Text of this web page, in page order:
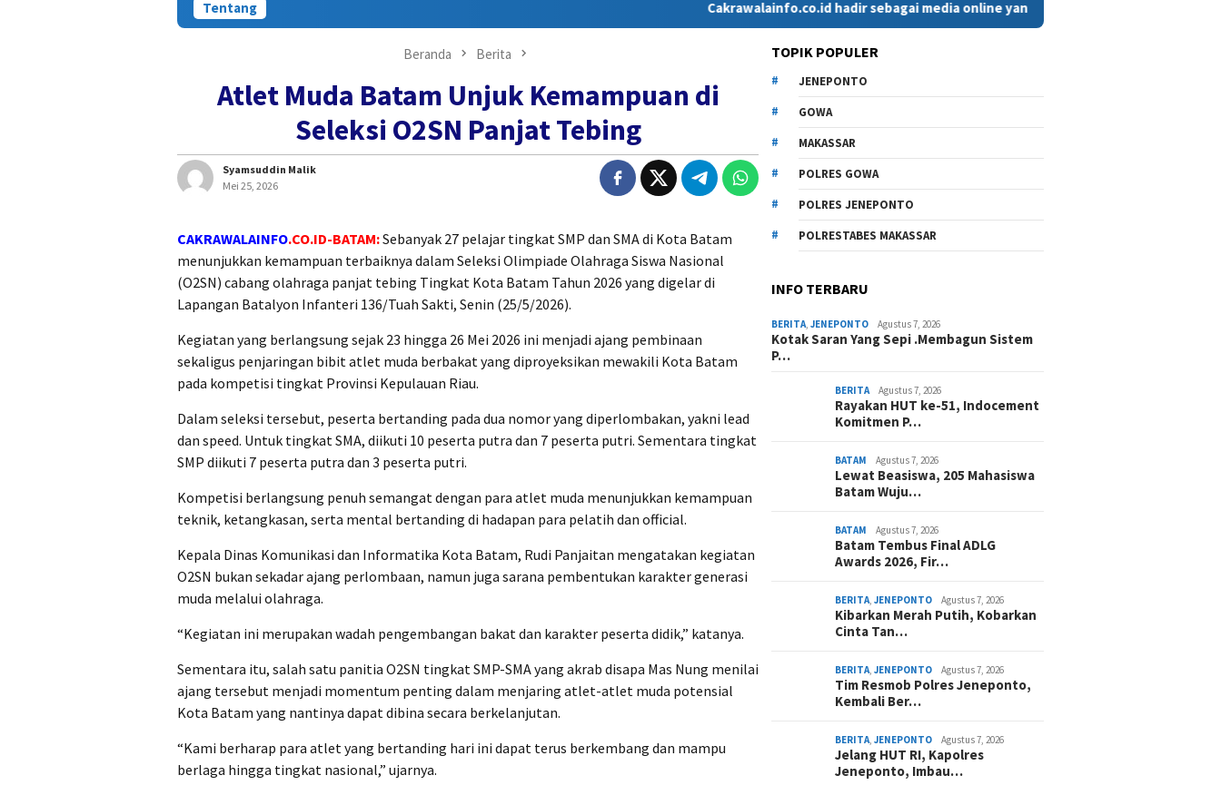
Tentang Cakrawalainfo.co.id hadir sebagai media online yang menyajikan berita cepat, faktual,
Beranda Berita
Atlet Muda Batam Unjuk Kemampuan di
Seleksi O2SN Panjat Tebing
Syamsuddin Malik
Mei 25, 2026
CAKRAWALAINFO.CO.ID-BATAM:Sebanyak 27 pelajar tingkat SMP dan SMA di Kota Batam
menunjukkan kemampuan terbaiknya dalam Seleksi Olimpiade Olahraga Siswa Nasional
(O2SN) cabang olahraga panjat tebing Tingkat Kota Batam Tahun 2026 yang digelar di
Lapangan Batalyon Infanteri 136/Tuah Sakti, Senin (25/5/2026).
Kegiatan yang berlangsung sejak 23 hingga 26 Mei 2026 ini menjadi ajang pembinaan
sekaligus penjaringan bibit atlet muda berbakat yang diproyeksikan mewakili Kota Batam
pada kompetisi tingkat Provinsi Kepulauan Riau.
Dalam seleksi tersebut, peserta bertanding pada dua nomor yang diperlombakan, yakni lead
dan speed. Untuk tingkat SMA, diikuti 10 peserta putra dan 7 peserta putri. Sementara tingkat
SMP diikuti 7 peserta putra dan 3 peserta putri.
Kompetisi berlangsung penuh semangat dengan para atlet muda menunjukkan kemampuan
teknik, ketangkasan, serta mental bertanding di hadapan para pelatih dan official.
Kepala Dinas Komunikasi dan Informatika Kota Batam, Rudi Panjaitan mengatakan kegiatan
O2SN bukan sekadar ajang perlombaan, namun juga sarana pembentukan karakter generasi
muda melalui olahraga.
“Kegiatan ini merupakan wadah pengembangan bakat dan karakter peserta didik,” katanya.
Sementara itu, salah satu panitia O2SN tingkat SMP-SMA yang akrab disapa Mas Nung menilai
ajang tersebut menjadi momentum penting dalam menjaring atlet-atlet muda potensial
Kota Batam yang nantinya dapat dibina secara berkelanjutan.
“Kami berharap para atlet yang bertanding hari ini dapat terus berkembang dan mampu
berlaga hingga tingkat nasional,” ujarnya.
TOPIK POPULER
JENEPONTO
GOWA
MAKASSAR
POLRES GOWA
POLRES JENEPONTO
POLRESTABES MAKASSAR
INFO TERBARU
BERITA,JENEPONTO Agustus 7, 2026
Kotak Saran Yang Sepi .Membagun Sistem
P…
BERITA Agustus 7, 2026
Rayakan HUT ke-51, Indocement
Komitmen P…
BATAM Agustus 7, 2026
Lewat Beasiswa, 205 Mahasiswa
Batam Wuju…
BATAM Agustus 7, 2026
Batam Tembus Final ADLG
Awards 2026, Fir…
BERITA,JENEPONTO Agustus 7, 2026
Kibarkan Merah Putih, Kobarkan
Cinta Tan…
BERITA,JENEPONTO Agustus 7, 2026
Tim Resmob Polres Jeneponto,
Kembali Ber…
BERITA,JENEPONTO Agustus 7, 2026
Jelang HUT RI, Kapolres
Jeneponto, Imbau…